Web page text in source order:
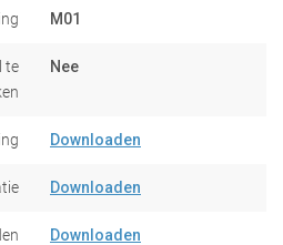
M01
te
Nee
Downloaden
Downloaden
Downloaden